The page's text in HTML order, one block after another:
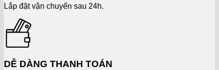
Lắp đặt vận chuyển sau 24h.
DỄ DÀNG THANH TOÁN